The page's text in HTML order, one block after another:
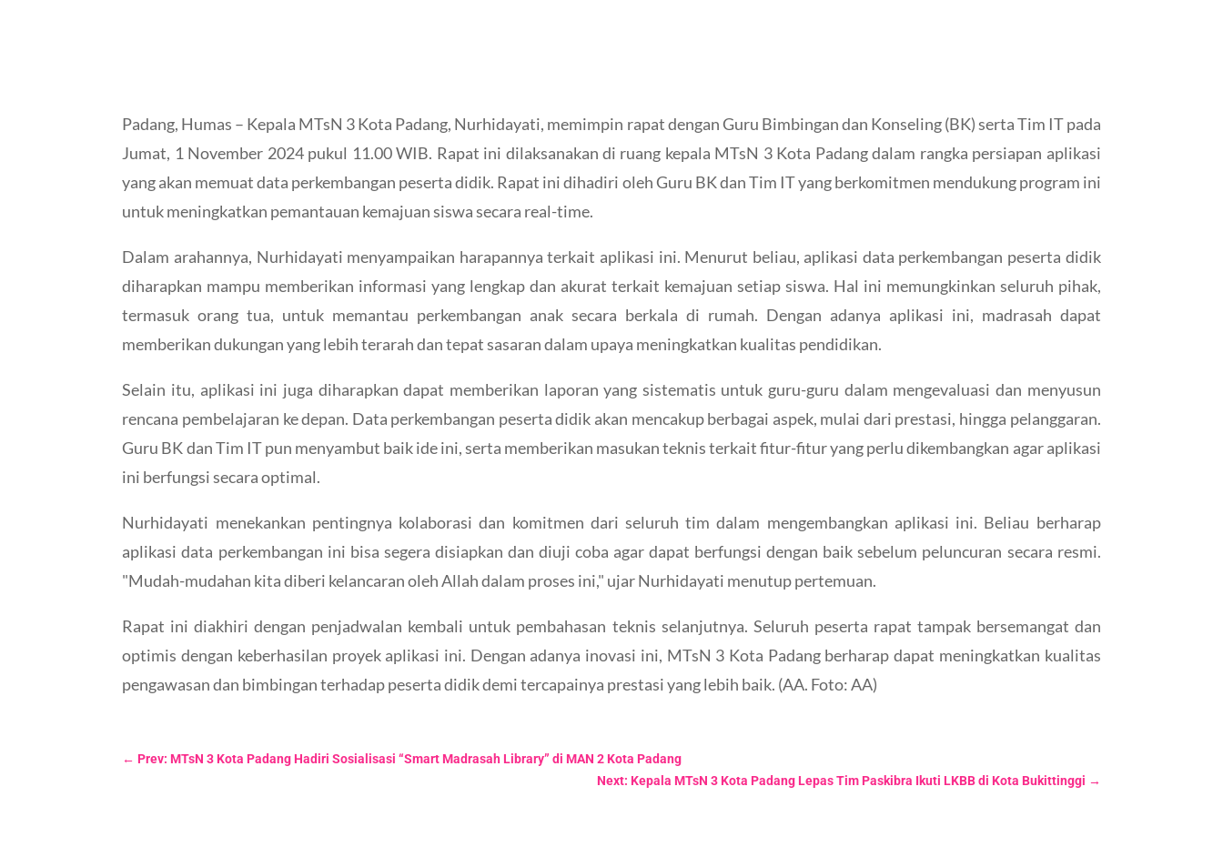
Padang, Humas – Kepala MTsN 3 Kota Padang, Nurhidayati, memimpin rapat dengan Guru Bimbingan dan Konseling (BK) serta Tim IT pada
Jumat, 1 November 2024 pukul 11.00 WIB. Rapat ini dilaksanakan di ruang kepala MTsN 3 Kota Padang dalam rangka persiapan aplikasi
yang akan memuat data perkembangan peserta didik. Rapat ini dihadiri oleh Guru BK dan Tim IT yang berkomitmen mendukung program ini
untuk meningkatkan pemantauan kemajuan siswa secara real-time.
Dalam arahannya, Nurhidayati menyampaikan harapannya terkait aplikasi ini. Menurut beliau, aplikasi data perkembangan peserta didik
diharapkan mampu memberikan informasi yang lengkap dan akurat terkait kemajuan setiap siswa. Hal ini memungkinkan seluruh pihak,
termasuk orang tua, untuk memantau perkembangan anak secara berkala di rumah. Dengan adanya aplikasi ini, madrasah dapat
memberikan dukungan yang lebih terarah dan tepat sasaran dalam upaya meningkatkan kualitas pendidikan.
Selain itu, aplikasi ini juga diharapkan dapat memberikan laporan yang sistematis untuk guru-guru dalam mengevaluasi dan menyusun
rencana pembelajaran ke depan. Data perkembangan peserta didik akan mencakup berbagai aspek, mulai dari prestasi, hingga pelanggaran.
Guru BK dan Tim IT pun menyambut baik ide ini, serta memberikan masukan teknis terkait fitur-fitur yang perlu dikembangkan agar aplikasi
ini berfungsi secara optimal.
Nurhidayati menekankan pentingnya kolaborasi dan komitmen dari seluruh tim dalam mengembangkan aplikasi ini. Beliau berharap
aplikasi data perkembangan ini bisa segera disiapkan dan diuji coba agar dapat berfungsi dengan baik sebelum peluncuran secara resmi.
"Mudah-mudahan kita diberi kelancaran oleh Allah dalam proses ini," ujar Nurhidayati menutup pertemuan.
Rapat ini diakhiri dengan penjadwalan kembali untuk pembahasan teknis selanjutnya. Seluruh peserta rapat tampak bersemangat dan
optimis dengan keberhasilan proyek aplikasi ini. Dengan adanya inovasi ini, MTsN 3 Kota Padang berharap dapat meningkatkan kualitas
pengawasan dan bimbingan terhadap peserta didik demi tercapainya prestasi yang lebih baik. (AA. Foto: AA)
←Prev: MTsN 3 Kota Padang Hadiri Sosialisasi “Smart Madrasah Library” di MAN 2 Kota Padang
Next: Kepala MTsN 3 Kota Padang Lepas Tim Paskibra Ikuti LKBB di Kota Bukittinggi →